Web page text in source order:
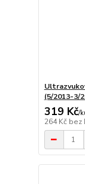
(5/2013-3/
319 Kč/
264 Kč bez